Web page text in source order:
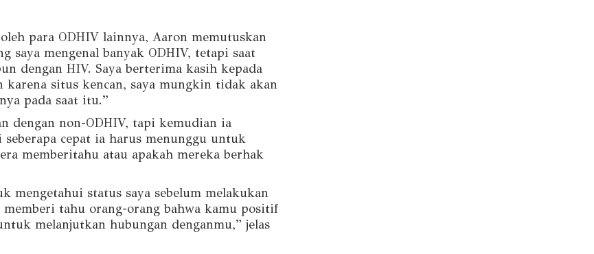
para ODHIV lainnya, Aaron memutuskan
saya mengenal banyak ODHIV, tetapi saat
dengan HIV. Saya berterima kasih kepada
situs kencan, saya mungkin tidak akan
pada saat itu.”
dengan non-ODHIV, tapi kemudian ia
cepat ia harus menunggu untuk
memberitahu atau apakah mereka berhak
mengetahui status saya sebelum melakukan
tahu orang-orang bahwa kamu positif
melanjutkan hubungan denganmu,” jelas